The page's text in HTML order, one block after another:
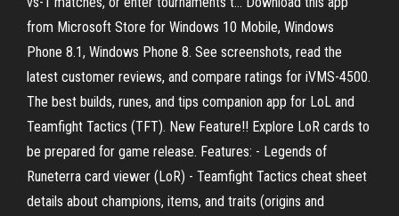
from Microsoft Store for Windows 10 Mobile, Windows
Phone 8.1, Windows Phone 8. See screenshots, read the
latest customer reviews, and compare ratings for iVMS-4500.
‎The best builds, runes, and tips companion app for LoL and
Teamfight Tactics (TFT). New Feature!! Explore LoR cards to
be prepared for game release. Features: - Legends of
Runeterra card viewer (LoR) - Teamfight Tactics cheat sheet
details about champions, items, and traits (origins and